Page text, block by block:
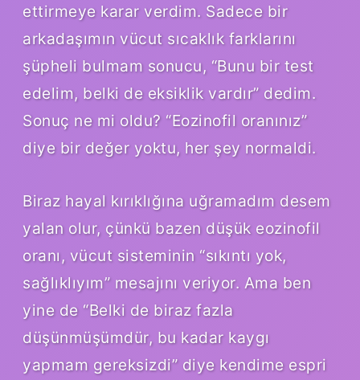
ettirmeye karar verdim. Sadece bir
arkadaşımın vücut sıcaklık farklarını
şüpheli bulmam sonucu, “Bunu bir test
edelim, belki de eksiklik vardır” dedim.
Sonuç ne mi oldu? “Eozinofil oranınız”
diye bir değer yoktu, her şey normaldi.
Biraz hayal kırıklığına uğramadım desem
yalan olur, çünkü bazen düşük eozinofil
oranı, vücut sisteminin “sıkıntı yok,
sağlıklıyım” mesajını veriyor. Ama ben
yine de “Belki de biraz fazla
düşünmüşümdür, bu kadar kaygı
yapmam gereksizdi” diye kendime espri